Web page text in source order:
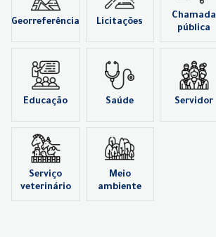
Georreferência Licitações
Chamada
pública
Educação Saúde Servidor
Serviço
veterinário
Meio
ambiente